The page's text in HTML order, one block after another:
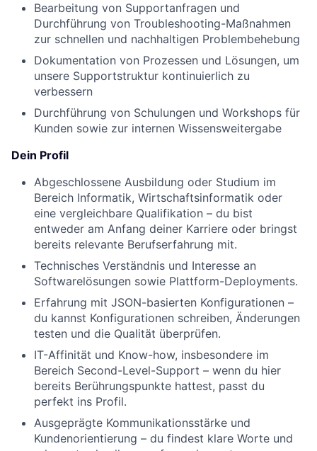
Bearbeitung von Supportanfragen und
Durchführung von Troubleshooting-Maßnahmen
zur schnellen und nachhaltigen Problembehebung
Dokumentation von Prozessen und Lösungen, um
unsere Supportstruktur kontinuierlich zu
verbessern
Durchführung von Schulungen und Workshops für
Kunden sowie zur internen Wissensweitergabe
Dein Profil
Abgeschlossene Ausbildung oder Studium im
Bereich Informatik, Wirtschaftsinformatik oder
eine vergleichbare Qualifikation – du bist
entweder am Anfang deiner Karriere oder bringst
bereits relevante Berufserfahrung mit.
Technisches Verständnis und Interesse an
Softwarelösungen sowie Plattform-Deployments.
Erfahrung mit JSON-basierten Konfigurationen –
du kannst Konfigurationen schreiben, Änderungen
testen und die Qualität überprüfen.
IT-Affinität und Know-how, insbesondere im
Bereich Second-Level-Support – wenn du hier
bereits Berührungspunkte hattest, passt du
perfekt ins Profil.
Ausgeprägte Kommunikationsstärke und
Kundenorientierung – du findest klare Worte und